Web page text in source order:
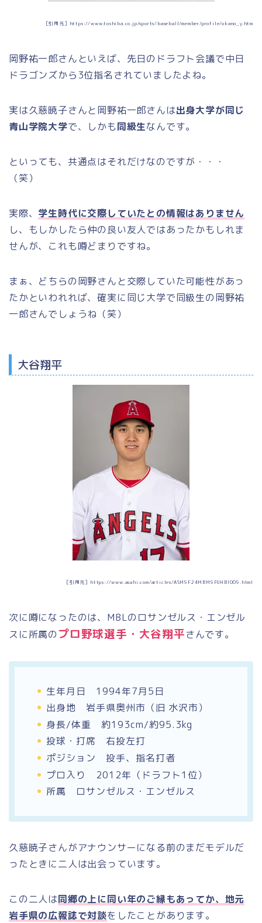
［引用元］https://www.toshiba.co.jp/sports/baseball/member/profile/okano_y.htm
岡野祐一郎さんといえば、先日のドラフト会議で中日
ドラゴンズから3位指名されていましたよね。
実は久慈暁子さんと岡野祐一郎さんは出身大学が同じ
青山学院大学で、しかも同級生なんです。
といっても、共通点はそれだけなのですが・・・
（笑）
実際、 学生時代に交際していたとの情報はありません
し、もしかしたら仲の良い友人ではあったかもしれま
せんが、これも噂どまりですね。
まぁ、どちらの岡野さんと交際していた可能性があっ
たかといわれれば、確実に同じ大学で同級生の岡野祐
一郎さんでしょうね（笑）
大谷翔平
［引用元］https://www.asahi.com/articles/ASM9F24MBM9FUHBI009.html
次に噂になったのは、MBLのロサンゼルス・エンゼル
スに所属のプロ野球選手・大谷翔平さんです。
生年月日 1994年7月5日
出身地 岩手県奥州市（旧 水沢市）
身長/体重 約193cm/約95.3kg
投球・打席 右投左打
ポジション 投手、指名打者
プロ入り 2012年（ドラフト1位）
所属 ロサンゼルス・エンゼルス
久慈暁子さんがアナウンサーになる前のまだモデルだ
ったときに二人は出会っています。
この二人は同郷の上に同い年のご縁もあってか、地元
岩手県の広報誌で対談をしたことがあります。